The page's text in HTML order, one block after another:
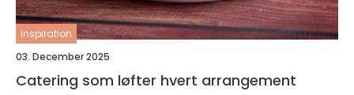
inspiration
03. December 2025
Catering som løfter hvert arrangement